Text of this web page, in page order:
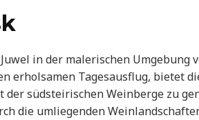
in der malerischen Umgebung
erholsamen Tagesausflug, bietet
südsteirischen Weinberge zu
die umliegenden